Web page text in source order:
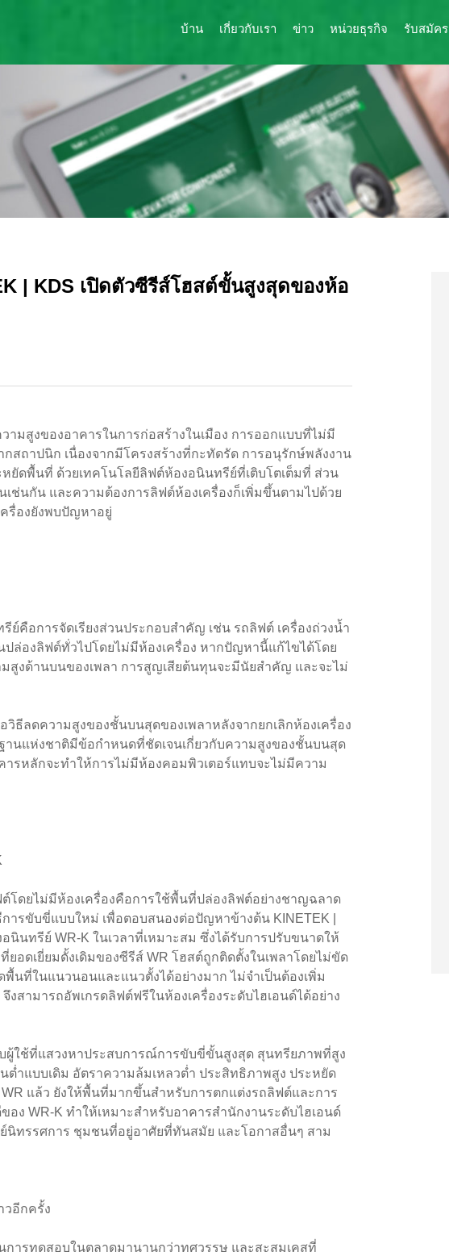
บ้าน เกี่ยวกับเรา ข่าว หน่วยธุรกิจ รับสมัคร
| KDS เปิดตัวซีรีส์โฮสต์ขั้นสูงสุดของห้อ
มสูงของอาคารในการก่อสร้างในเมือง การออกแบบที่ไม่มี
สถาปนิก เนื่องจากมีโครงสร้างที่กะทัดรัด การอนุรักษ์พลังงาน
ยัดพื้นที่ ด้วยเทคโนโลยีลิฟต์ห้องอนินทรีย์ที่เติบโตเต็มที่ ส่วน
ช่นกัน และความต้องการลิฟต์ห้องเครื่องก็เพิ่มขึ้นตามไปด้วย
รื่องยังพบปัญหาอยู่
คือการจัดเรียงส่วนประกอบสำคัญ เช่น รถลิฟต์ เครื่องถ่วงน้ำ
ปล่องลิฟต์ทั่วไปโดยไม่มีห้องเครื่อง หากปัญหานี้แก้ไขได้โดย
สูงด้านบนของเพลา การสูญเสียต้นทุนจะมีนัยสำคัญ และจะไม่
ธีลดความสูงของชั้นบนสุดของเพลาหลังจากยกเลิกห้องเครื่อง
านแห่งชาติมีข้อกำหนดที่ชัดเจนเกี่ยวกับความสูงของชั้นบนสุด
รหลักจะทำให้การไม่มีห้องคอมพิวเตอร์แทบจะไม่มีความ
โดยไม่มีห้องเครื่องคือการใช้พื้นที่ปล่องลิฟต์อย่างชาญฉลาด
รขับขี่แบบใหม่ เพื่อตอบสนองต่อปัญหาข้างต้น KINETEK |
นินทรีย์ WR-K ในเวลาที่เหมาะสม ซึ่งได้รับการปรับขนาดให้
อดเยี่ยมดั้งเดิมของซีรีส์ WR โฮสต์ถูกติดตั้งในเพลาโดยไม่ขัด
นที่ในแนวนอนและแนวตั้งได้อย่างมาก ไม่จำเป็นต้องเพิ่ม
สามารถอัพเกรดลิฟต์ฟรีในห้องเครื่องระดับไฮเอนด์ได้อย่าง
ผู้ใช้ที่แสวงหาประสบการณ์การขับขี่ขั้นสูงสุด สุนทรียภาพที่สูง
ำแบบเดิม อัตราความล้มเหลวต่ำ ประสิทธิภาพสูง ประหยัด
แล้ว ยังให้พื้นที่มากขึ้นสำหรับการตกแต่งรถลิฟต์และการ
ง WR-K ทำให้เหมาะสำหรับอาคารสำนักงานระดับไฮเอนด์
นิทรรศการ ชุมชนที่อยู่อาศัยที่ทันสมัย ​​และโอกาสอื่นๆ สาม
วอีกครั้ง
การทดสอบในตลาดมานานกว่าทศวรรษ และสะสมเคสที่